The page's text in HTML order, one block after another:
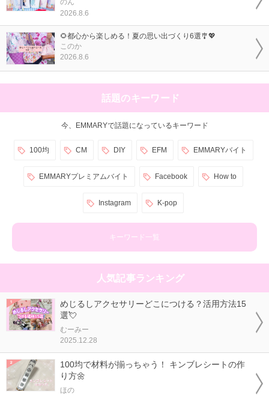
のん
2026.8.6
🌻都心から楽しめる！夏の思い出づくり6選🎐💖
このか
2026.8.6
話題のキーワード
今、EMMARYで話題になっているキーワード
100均 CM DIY EFM EMMARYバイト
EMMARYプレミアムバイト Facebook How to
Instagram K-pop
キーワード一覧
人気記事ランキング
めじるしアクセサリーどこにつける？活用方法15
選💘
むーみー
2025.12.28
100均で材料が揃っちゃう！ キンブレシートの作
り方🌼
ほの